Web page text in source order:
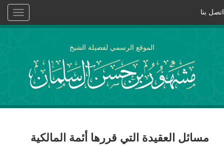
Toggle
اتصل بنا
الموقع الرسمي لفضيلة الشيخ
مسائل العقيدة التي قررها أئمة المالكية